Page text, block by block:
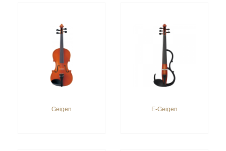
Geigen E-Geigen